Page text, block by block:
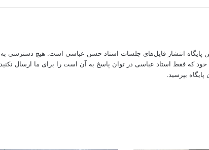
این پایگاه انتشار فایل‌های جلسات استاد حسن عباسی است. هیچ دسترسی به
که فقط استاد عباسی در توان پاسخ به آن است را برای ما ارسال نکنید
بپرسید.